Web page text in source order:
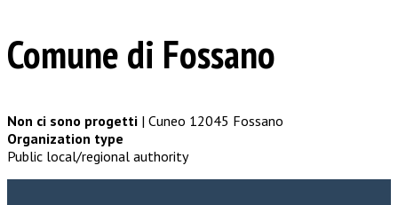
Comune di Fossano
Non ci sono progetti | Cuneo 12045 Fossano
Organization type
Public local/regional authority